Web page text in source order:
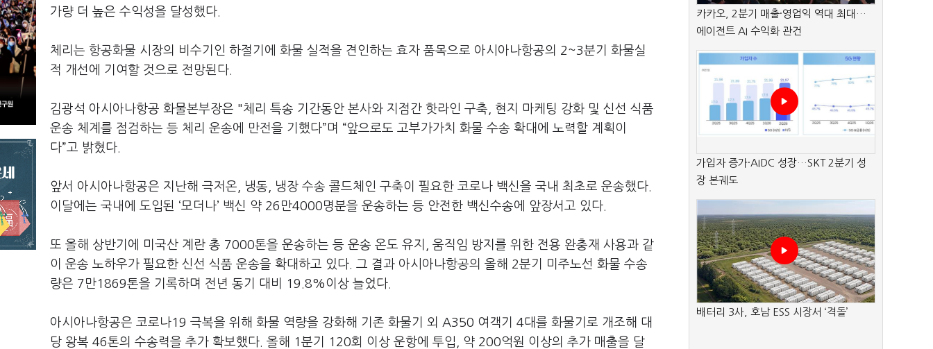
가량 더 높은 수익성을 달성했다.
체리는 항공화물 시장의 비수기인 하절기에 화물 실적을 견인하는 효자 품목으로 아시아나항공의 2~3분기 화물실
적 개선에 기여할 것으로 전망된다.
김광석 아시아나항공 화물본부장은 "체리 특송 기간동안 본사와 지점간 핫라인 구축, 현지 마케팅 강화 및 신선 식품
운송 체계를 점검하는 등 체리 운송에 만전을 기했다”며 “앞으로도 고부가가치 화물 수송 확대에 노력할 계획이
다”고 밝혔다.
앞서 아시아나항공은 지난해 극저온, 냉동, 냉장 수송 콜드체인 구축이 필요한 코로나 백신을 국내 최초로 운송했다.
이달에는 국내에 도입된 ‘모더나’ 백신 약 26만4000명분을 운송하는 등 안전한 백신수송에 앞장서고 있다.
또 올해 상반기에 미국산 계란 총 7000톤을 운송하는 등 운송 온도 유지, 움직임 방지를 위한 전용 완충재 사용과 같
이 운송 노하우가 필요한 신선 식품 운송을 확대하고 있다. 그 결과 아시아나항공의 올해 2분기 미주노선 화물 수송
량은 7만1869톤을 기록하며 전년 동기 대비 19.8%이상 늘었다.
아시아나항공은 코로나19 극복을 위해 화물 역량을 강화해 기존 화물기 외 A350 여객기 4대를 화물기로 개조해 대
당 왕복 46톤의 수송력을 추가 확보했다. 올해 1분기 120회 이상 운항에 투입, 약 200억원 이상의 추가 매출을 달
카카오, 2분기 매출·영업익 역대 최대…
에이전트 AI 수익화 관건
가입자 증가·AIDC 성장…SKT 2분기 성
장 본궤도
배터리 3사, 호남 ESS 시장서 ‘격돌’